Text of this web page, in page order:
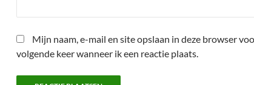
Mijn naam, e-mail en site opslaan in deze browser
volgende keer wanneer ik een reactie plaats.